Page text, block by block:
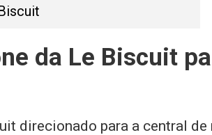
da Le Biscuit
direcionado para a central